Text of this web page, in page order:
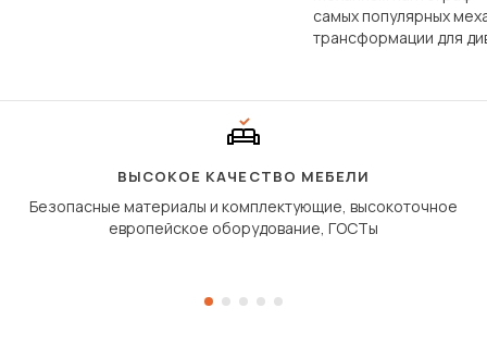
самых популярных
трансформации для
сиденье не
дугообразной
ВЫСОКОЕ КАЧЕСТВО МЕБЕЛИ
Безопасные материалы и комплектующие, высокоточное
европейское оборудование, ГОСТы